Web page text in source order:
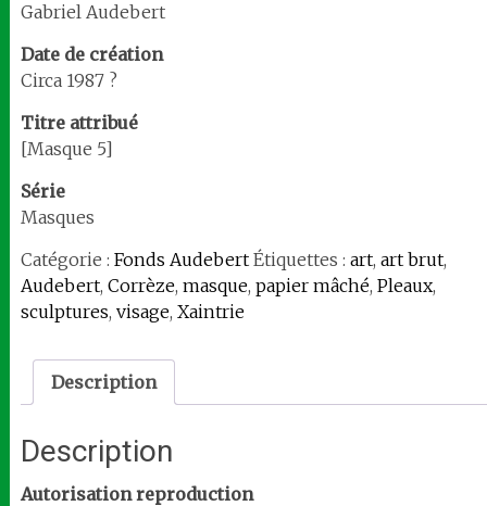
Gabriel Audebert
Date de création
Circa 1987 ?
Titre attribué
[Masque 5]
Série
Masques
Catégorie : Fonds Audebert Étiquettes : art, art brut,
Audebert, Corrèze, masque, papier mâché, Pleaux,
sculptures, visage, Xaintrie
Description
Description
Autorisation reproduction